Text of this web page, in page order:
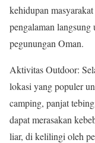
kehidupan
pengalaman
pegunungan Oman.
Aktivitas Outdoor:
lokasi yang populer
camping, panjat
dapat merasakan
liar, di kelilingi oleh